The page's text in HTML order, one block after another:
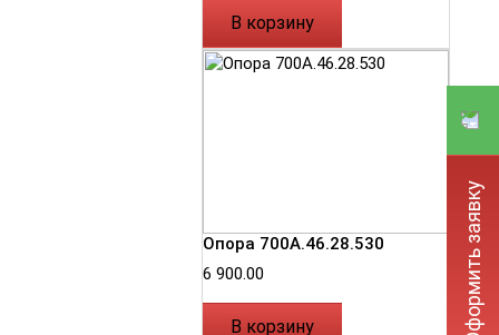
В корзину
Опора 700А.46.28.530
6 900.00
В корзину Оформить заявку